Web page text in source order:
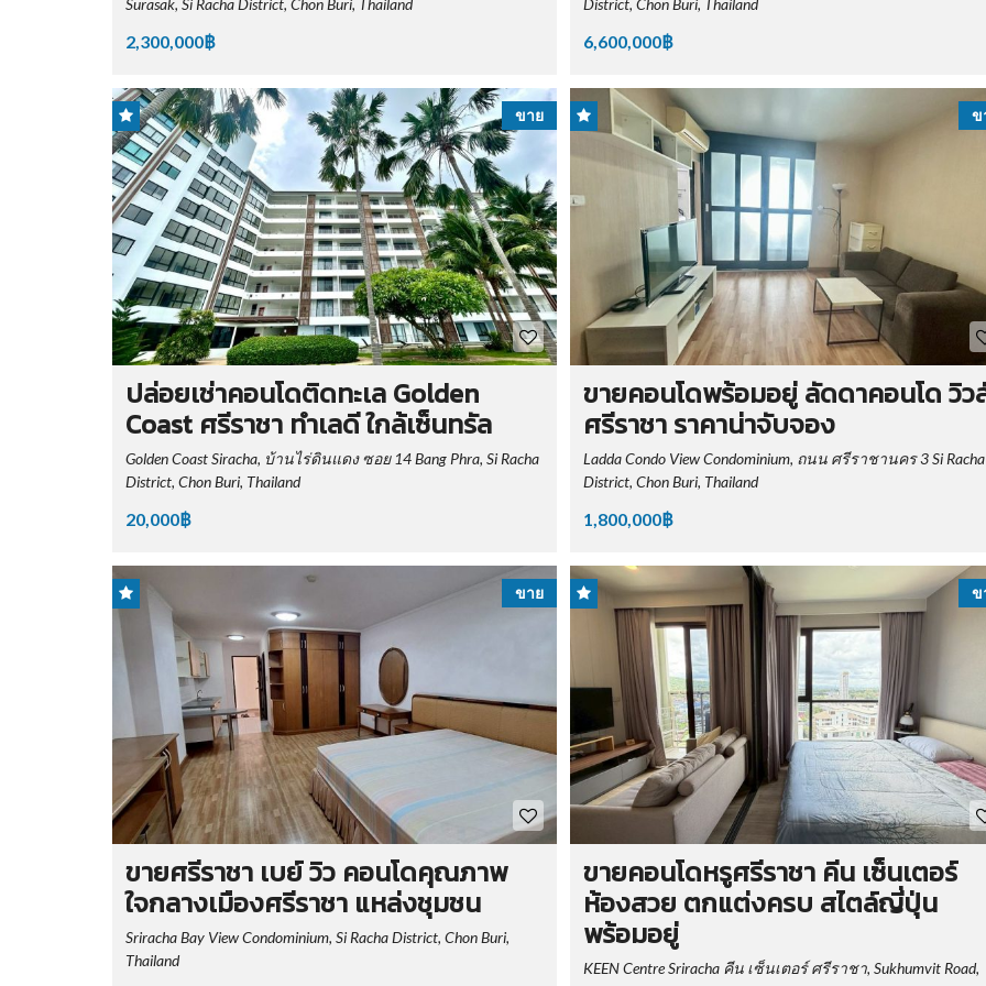
Surasak, Si Racha District, Chon Buri, Thailand
2,300,000฿
District, Chon Buri, Thailand
6,600,000฿
ขาย
ปล่อยเช่าคอนโดติดทะเล Golden
Coast ศรีราชา ทำเลดี ใกล้เซ็นทรัล
Golden Coast Siracha, บ้านไร่ดินแดง ซอย 14 Bang Phra, Si Racha
District, Chon Buri, Thailand
20,000฿
ข
ขายคอนโดพร้อมอยู่ ลัดดาคอนโด วิว
ศรีราชา ราคาน่าจับจอง
Ladda Condo View Condominium, ถนน ศรีราชานคร 3 Si Racha
District, Chon Buri, Thailand
1,800,000฿
ขาย
ขายศรีราชา เบย์ วิว คอนโดคุณภาพ
ใจกลางเมืองศรีราชา แหล่งชุมชน
Sriracha Bay View Condominium, Si Racha District, Chon Buri,
Thailand
ข
ขายคอนโดหรูศรีราชา คีน เซ็นเตอร์
ห้องสวย ตกแต่งครบ สไตล์ญี่ปุ่น
พร้อมอยู่
KEEN Centre Sriracha คีน เซ็นเตอร์ ศรีราชา, Sukhumvit Road,